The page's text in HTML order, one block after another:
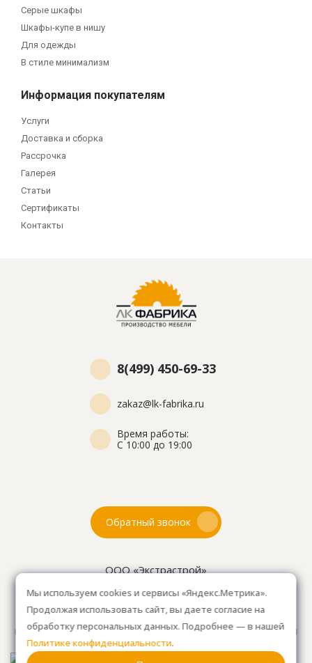
Серые шкафы
Шкафы-купе в нишу
Для одежды
В стиле минимализм
Информация покупателям
Услуги
Доставка и сборка
Рассрочка
Галерея
Статьи
Сертификаты
Контакты
8(499) 450-69-33
zakaz@lk-fabrika.ru
Время работы:
С 10:00 до 19:00
Обратный звонок
ООО «Экстрастрой»
ОГРН 1157746804753
Как проехать: 15км от Мкад, в среднем 10-15 мин. на
машине.Для клиентов без авто, оплачиваем такси
от м. Анино.
Мы используем cookies и сервисы «Яндекс.Метрика».
Продолжая использовать сайт, вы даете согласие на
обработку персональных данных. Подробнее — в нашей
Политике конфиденциальности.